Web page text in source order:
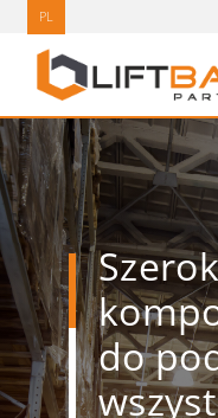
PL
do